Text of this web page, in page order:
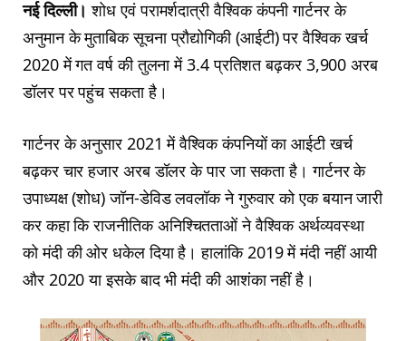
नई दिल्ली। शोध एवं परामर्शदात्री वैश्विक कंपनी गार्टनर के
अनुमान के मुताबिक सूचना प्रौद्योगिकी (आईटी) पर वैश्विक खर्च
2020 में गत वर्ष की तुलना में 3.4 प्रतिशत बढ़कर 3,900 अरब
डॉलर पर पहुंच सकता है।
गार्टनर के अनुसार 2021 में वैश्विक कंपनियों का आईटी खर्च
बढ़कर चार हजार अरब डॉलर के पार जा सकता है। गार्टनर के
उपाध्यक्ष (शोध) जॉन-डेविड लवलॉक ने गुरुवार को एक बयान जारी
कर कहा कि राजनीतिक अनिश्चितताओं ने वैश्विक अर्थव्यवस्था
को मंदी की ओर धकेल दिया है। हालांकि 2019 में मंदी नहीं आयी
और 2020 या इसके बाद भी मंदी की आशंका नहीं है।